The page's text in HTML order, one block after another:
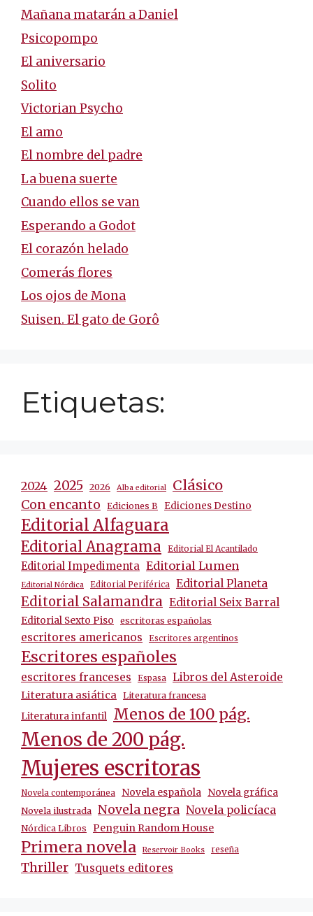
Mañana matarán a Daniel
Psicopompo
El aniversario
Solito
Victorian Psycho
El amo
El nombre del padre
La buena suerte
Cuando ellos se van
Esperando a Godot
El corazón helado
Comerás flores
Los ojos de Mona
Suisen. El gato de Gorô
Etiquetas:
2024 2025 2026 Alba editorial Clásico
Con encanto Ediciones B Ediciones Destino
Editorial Alfaguara
Editorial Anagrama Editorial El Acantilado
Editorial Impedimenta Editorial Lumen
Editorial Nórdica Editorial Periférica Editorial Planeta
Editorial Salamandra Editorial Seix Barral
Editorial Sexto Piso escritoras españolas
escritores americanos Escritores argentinos
Escritores españoles
escritores franceses Espasa Libros del Asteroide
Literatura asiática Literatura francesa
Literatura infantil Menos de 100 pág.
Menos de 200 pág.
Mujeres escritoras
Novela contemporánea Novela española Novela gráfica
Novela ilustrada Novela negra Novela policíaca
Nórdica Libros Penguin Random House
Primera novela Reservoir Books reseña
Thriller Tusquets editores